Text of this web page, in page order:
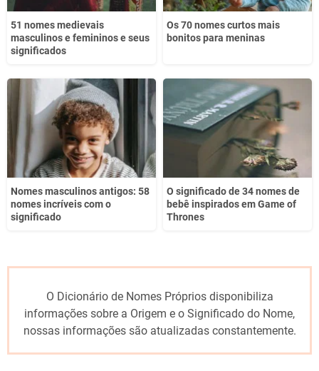
51 nomes medievais
masculinos e femininos e seus
significados
Os 70 nomes curtos mais
bonitos para meninas
Nomes masculinos antigos: 58
nomes incríveis com o
significado
O significado de 34 nomes de
bebê inspirados em Game of
Thrones
O Dicionário de Nomes Próprios disponibiliza
informações sobre a Origem e o Significado do Nome,
nossas informações são atualizadas constantemente.